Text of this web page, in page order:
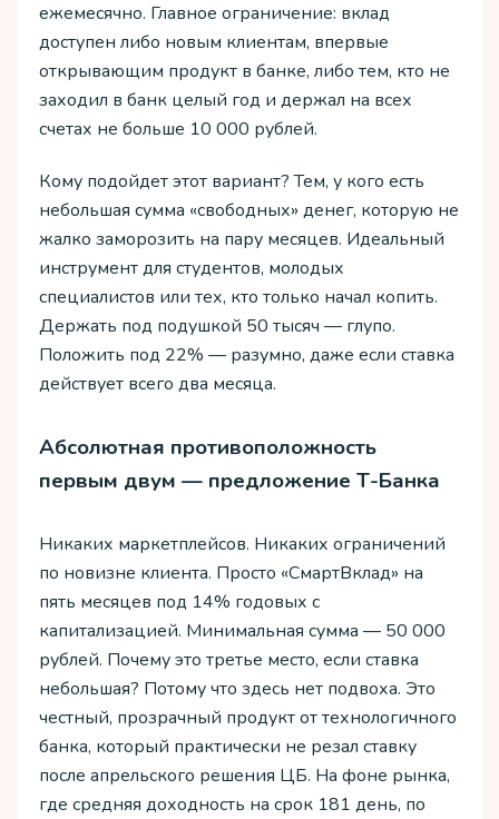
ежемесячно. Главное ограничение: вклад
доступен либо новым клиентам, впервые
открывающим продукт в банке, либо тем, кто не
заходил в банк целый год и держал на всех
счетах не больше 10 000 рублей.
Кому подойдет этот вариант? Тем, у кого есть
небольшая сумма «свободных» денег, которую не
жалко заморозить на пару месяцев. Идеальный
инструмент для студентов, молодых
специалистов или тех, кто только начал копить.
Держать под подушкой 50 тысяч — глупо.
Положить под 22% — разумно, даже если ставка
действует всего два месяца.
Абсолютная противоположность
первым двум — предложение Т-Банка
Никаких маркетплейсов. Никаких ограничений
по новизне клиента. Просто «СмартВклад» на
пять месяцев под 14% годовых с
капитализацией. Минимальная сумма — 50 000
рублей. Почему это третье место, если ставка
небольшая? Потому что здесь нет подвоха. Это
честный, прозрачный продукт от технологичного
банка, который практически не резал ставку
после апрельского решения ЦБ. На фоне рынка,
где средняя доходность на срок 181 день, по